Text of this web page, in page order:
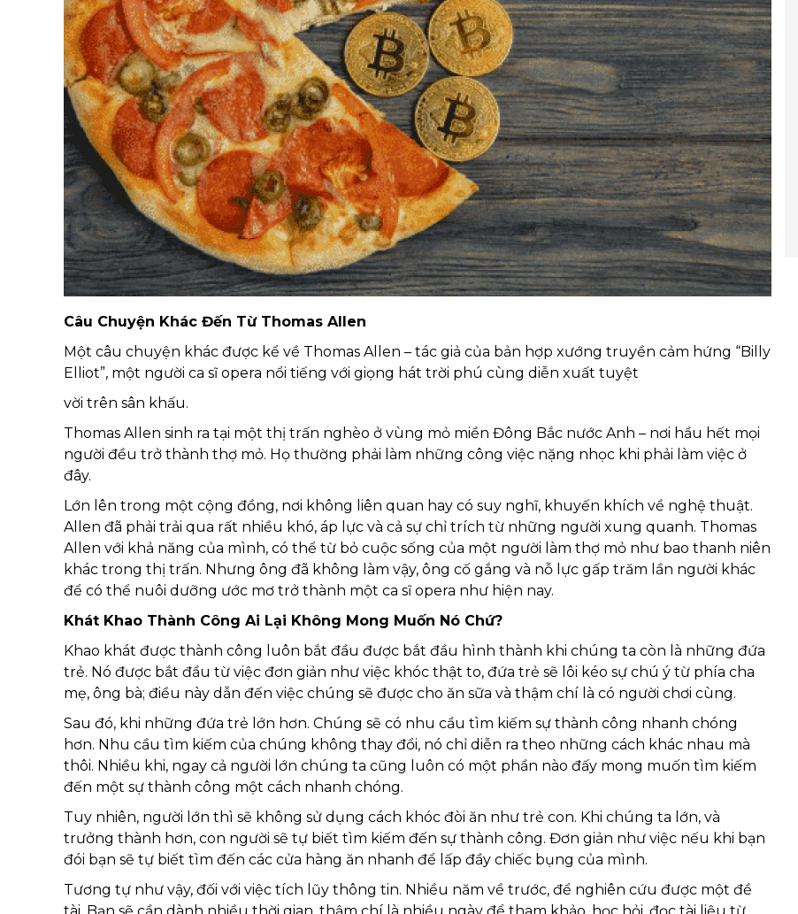
Câu Chuyện Khác Đến Từ Thomas Allen
Một câu chuyện khác được kể về Thomas Allen – tác giả của bản hợp xướng truyền cảm hứng “Billy
Elliot”, một người ca sĩ opera nổi tiếng với giọng hát trời phú cùng diễn xuất tuyệt
vời trên sân khấu.
Thomas Allen sinh ra tại một thị trấn nghèo ở vùng mỏ miền Đông Bắc nước Anh – nơi hầu hết mọi
người đều trở thành thợ mỏ. Họ thường phải làm những công việc nặng nhọc khi phải làm việc ở
đây.
Lớn lên trong một cộng đồng, nơi không liên quan hay có suy nghĩ, khuyến khích về nghệ thuật.
Allen đã phải trải qua rất nhiều khó, áp lực và cả sự chỉ trích từ những người xung quanh. Thomas
Allen với khả năng của mình, có thể từ bỏ cuộc sống của một người làm thợ mỏ như bao thanh niên
khác trong thị trấn. Nhưng ông đã không làm vậy, ông cố gắng và nỗ lực gấp trăm lần người khác
để có thể nuôi dưỡng ước mơ trở thành một ca sĩ opera như hiện nay.
Khát Khao Thành Công Ai Lại Không Mong Muốn Nó Chứ?
Khao khát được thành công luôn bắt đầu được bắt đầu hình thành khi chúng ta còn là những đứa
trẻ. Nó được bắt đầu từ việc đơn giản như việc khóc thật to, đứa trẻ sẽ lôi kéo sự chú ý từ phía cha
mẹ, ông bà; điều này dẫn đến việc chúng sẽ được cho ăn sữa và thậm chí là có người chơi cùng.
Sau đó, khi những đứa trẻ lớn hơn. Chúng sẽ có nhu cầu tìm kiếm sự thành công nhanh chóng
hơn. Nhu cầu tìm kiếm của chúng không thay đổi, nó chỉ diễn ra theo những cách khác nhau mà
thôi. Nhiều khi, ngay cả người lớn chúng ta cũng luôn có một phần nào đấy mong muốn tìm kiếm
đến một sự thành công một cách nhanh chóng.
Tuy nhiên, người lớn thì sẽ không sử dụng cách khóc đòi ăn như trẻ con. Khi chúng ta lớn, và
trưởng thành hơn, con người sẽ tự biết tìm kiếm đến sự thành công. Đơn giản như việc nếu khi bạn
đói bạn sẽ tự biết tìm đến các cửa hàng ăn nhanh để lấp đầy chiếc bụng của mình.
Tương tự như vậy, đối với việc tích lũy thông tin. Nhiều năm về trước, để nghiên cứu được một đề